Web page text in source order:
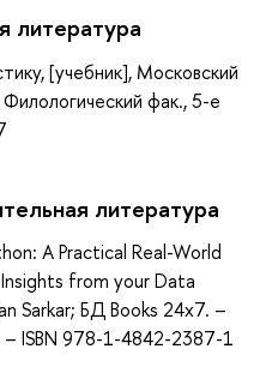
литература
[учебник], Московский
фак., 5-е
литература
A Practical Real-World
from your Data
Sarkar; БД Books 24x7. –
ISBN 978-1-4842-2387-1